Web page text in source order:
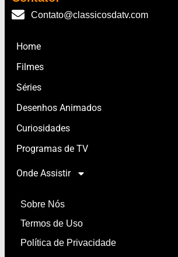
Contato@classicosdatv.com
Home
Filmes
Séries
Desenhos Animados
Curiosidades
Programas de TV
Onde Assistir
Sobre Nós
Termos de Uso
Política de Privacidade